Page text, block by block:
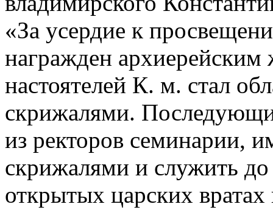
«За усердие к
награжден
настоятелей К. м. стал
скрижалями.
из ректоров семинарии,
скрижалями и служить
открытых царских